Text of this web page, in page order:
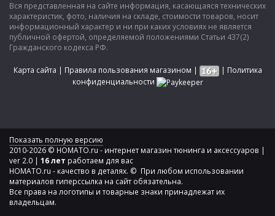
Вся представленная на сайте информация, касающаяся технических
характеристик, фото, наличия на складе, стоимости товаров, носит
информационный характер и ни при каких условиях не является
публичной офертой, определяемой положениями Статьи 437(2)
Гражданского кодекса РФ.
Карта сайта | Правила пользования магазином | | Политика
конфиденциальности
Показать полную версию
2010-2026 © HOMATO.ru - интернет магазин тюнинга и аксессуаров |
ver 2.0 | 16 лет работаем для вас
HOMATO.ru - качество в деталях. © При любом использовании
материалов гиперссылка на сайт обязательна.
Все права на логотипы и товарные знаки принадлежат их
владельцам.